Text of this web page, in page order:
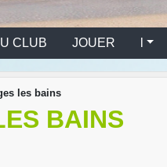
CLUB JOUER l
les bains
BAINS